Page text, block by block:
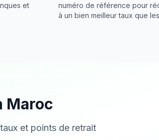
et
numéro de référence pour
à un bien meilleur taux que
Maroc
et points de retrait